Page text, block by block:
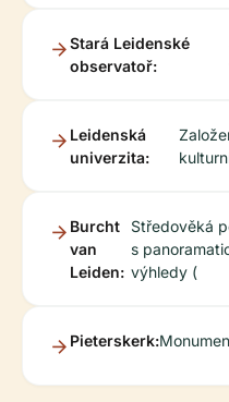
Stará Leidenské
observatoř:
Leidenská
univerzita:
Burcht
van
Leiden:
Středověká
s
výhledy (
Pieterskerk: